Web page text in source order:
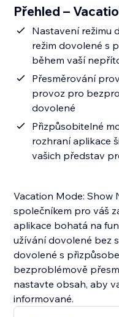
Přehled –
Nastavení režimu
režim dovolené s
během vaší
Přesměrování
provoz pro
dovolené
Přizpůsobitelné
rozhraní aplikace
vašich představ
Vacation Mode: Show
společníkem pro váš
aplikace bohatá na
užívání dovolené bez
dovolené s
bezproblémově
nastavte obsah, aby
informované.